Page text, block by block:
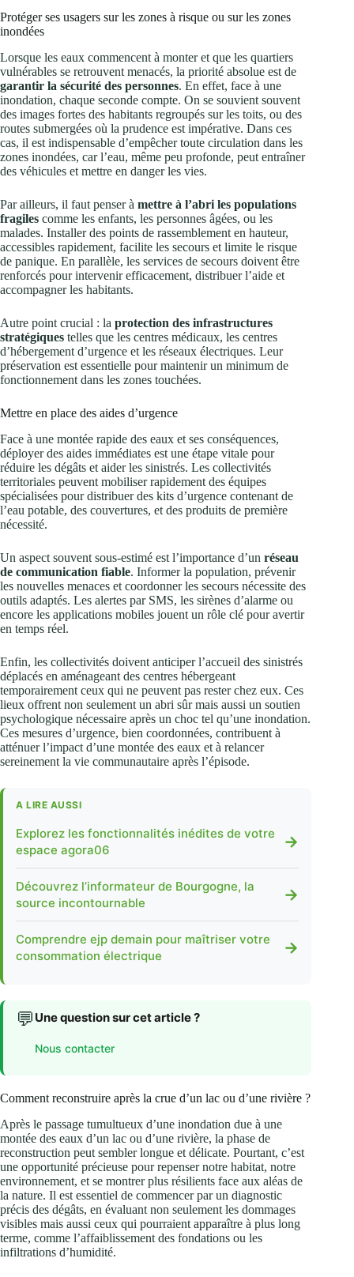
Protéger ses usagers sur les zones à risque ou sur les zones
inondées
Lorsque les eaux commencent à monter et que les quartiers
vulnérables se retrouvent menacés, la priorité absolue est de
garantir la sécurité des personnes. En effet, face à une
inondation, chaque seconde compte. On se souvient souvent
des images fortes des habitants regroupés sur les toits, ou des
routes submergées où la prudence est impérative. Dans ces
cas, il est indispensable d’empêcher toute circulation dans les
zones inondées, car l’eau, même peu profonde, peut entraîner
des véhicules et mettre en danger les vies.
Par ailleurs, il faut penser à mettre à l’abri les populations
fragiles comme les enfants, les personnes âgées, ou les
malades. Installer des points de rassemblement en hauteur,
accessibles rapidement, facilite les secours et limite le risque
de panique. En parallèle, les services de secours doivent être
renforcés pour intervenir efficacement, distribuer l’aide et
accompagner les habitants.
Autre point crucial : la protection des infrastructures
stratégiques telles que les centres médicaux, les centres
d’hébergement d’urgence et les réseaux électriques. Leur
préservation est essentielle pour maintenir un minimum de
fonctionnement dans les zones touchées.
Mettre en place des aides d’urgence
Face à une montée rapide des eaux et ses conséquences,
déployer des aides immédiates est une étape vitale pour
réduire les dégâts et aider les sinistrés. Les collectivités
territoriales peuvent mobiliser rapidement des équipes
spécialisées pour distribuer des kits d’urgence contenant de
l’eau potable, des couvertures, et des produits de première
nécessité.
Un aspect souvent sous-estimé est l’importance d’un réseau
de communication fiable. Informer la population, prévenir
les nouvelles menaces et coordonner les secours nécessite des
outils adaptés. Les alertes par SMS, les sirènes d’alarme ou
encore les applications mobiles jouent un rôle clé pour avertir
en temps réel.
Enfin, les collectivités doivent anticiper l’accueil des sinistrés
déplacés en aménageant des centres hébergeant
temporairement ceux qui ne peuvent pas rester chez eux. Ces
lieux offrent non seulement un abri sûr mais aussi un soutien
psychologique nécessaire après un choc tel qu’une inondation.
Ces mesures d’urgence, bien coordonnées, contribuent à
atténuer l’impact d’une montée des eaux et à relancer
sereinement la vie communautaire après l’épisode.
A LIRE AUSSI
Explorez les fonctionnalités inédites de votre
espace agora06
→
Découvrez l’informateur de Bourgogne, la
source incontournable
→
Comprendre ejp demain pour maîtriser votre
consommation électrique
→
💬 Une question sur cet article ?
Nous contacter
Comment reconstruire après la crue d’un lac ou d’une rivière ?
Après le passage tumultueux d’une inondation due à une
montée des eaux d’un lac ou d’une rivière, la phase de
reconstruction peut sembler longue et délicate. Pourtant, c’est
une opportunité précieuse pour repenser notre habitat, notre
environnement, et se montrer plus résilients face aux aléas de
la nature. Il est essentiel de commencer par un diagnostic
précis des dégâts, en évaluant non seulement les dommages
visibles mais aussi ceux qui pourraient apparaître à plus long
terme, comme l’affaiblissement des fondations ou les
infiltrations d’humidité.